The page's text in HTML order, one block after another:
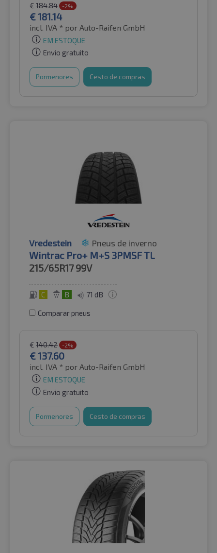
€ 184.84 -2%
€181.14
incl. IVA * por Auto-Raifen GmbH
EM ESTOQUE
Envio gratuito
Pormenores Cesto de compras
Vredestein Pneus de inverno
Wintrac Pro+ M+S 3PMSF TL
215/65R17 99V
C B 71 dB
Comparar pneus
€ 140.42 -2%
€137.60
incl. IVA * por Auto-Raifen GmbH
EM ESTOQUE
Envio gratuito
Pormenores Cesto de compras